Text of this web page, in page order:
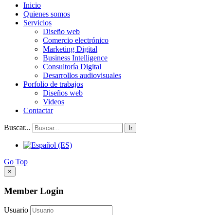
Inicio
Quienes somos
Servicios
Diseño web
Comercio electrónico
Marketing Digital
Business Intelligence
Consultoría Digital
Desarrollos audiovisuales
Porfolio de trabajos
Diseños web
Videos
Contactar
Buscar... Ir
Go Top
×
Member Login
Usuario